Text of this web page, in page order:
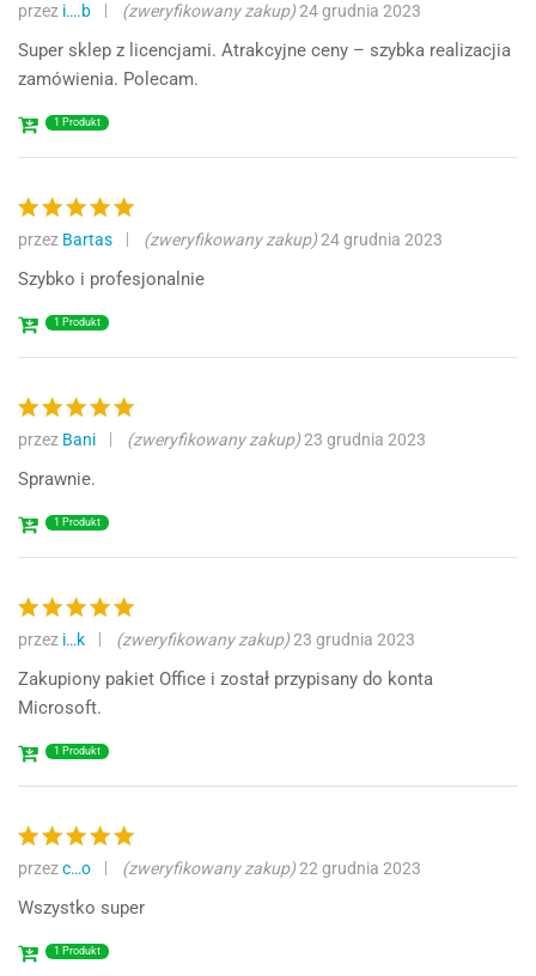
Oceniono
5na 5
przez i….b (zweryfikowany zakup)24 grudnia 2023
Super sklep z licencjami. Atrakcyjne ceny – szybka realizacjia
zamówienia. Polecam.
1 Produkt
Oceniono
5na 5
przez Bartas (zweryfikowany zakup)24 grudnia 2023
Szybko i profesjonalnie
1 Produkt
Oceniono
5na 5
przez Bani (zweryfikowany zakup)23 grudnia 2023
Sprawnie.
1 Produkt
Oceniono
5na 5
przez i…k (zweryfikowany zakup)23 grudnia 2023
Zakupiony pakiet Office i został przypisany do konta
Microsoft.
1 Produkt
Oceniono
5na 5
przezc…o (zweryfikowany zakup)22 grudnia 2023
Wszystko super
1 Produkt